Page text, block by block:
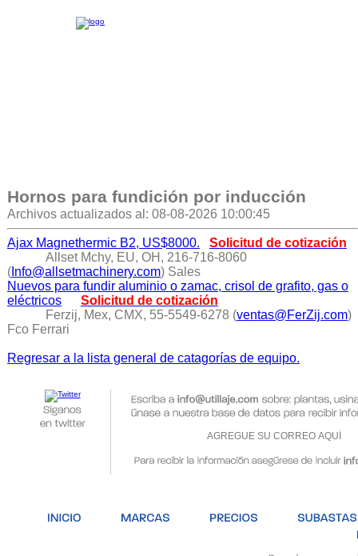
Hornos para fundición por inducción
Archivos actualizados al: 08-08-2026 10:00:45
Ajax Magnethermic B2, US$8000.
Solicitud de cotización
Allset Mchy, EU, OH, 216-716-8060
(Info@allsetmachinery.com) Sales
Nuevos para fundir aluminio o zamac, crisol de grafito, gas o
eléctricos
Solicitud de cotización
Ferzij, Mex, CMX, 55-5549-6278 (ventas@FerZij.com)
Fco Ferrari
Regresar a la lista general de catagorías de equipo.